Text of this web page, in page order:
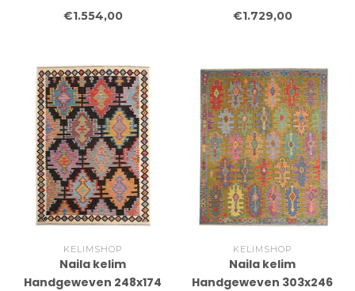
cm Traditional Kelim
€1.554,00
cm Traditional Kelim
€1.729,00
KELIMSHOP
Naila kelim
Handgeweven 248x174
KELIMSHOP
Naila kelim
Handgeweven 303x246